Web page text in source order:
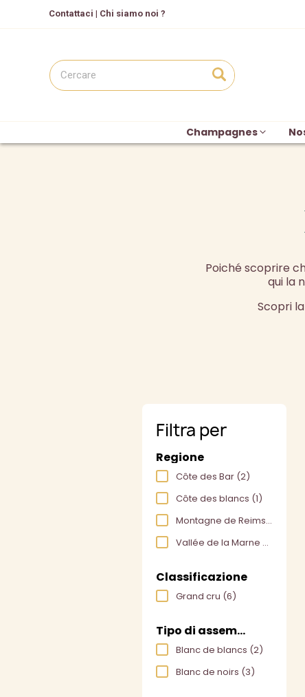
Contattaci | Chi siamo noi ?
Champagnes
Poiché scoprire
qui la
Scopri
Filtra per
Regione
Côte des Bar (2)
Côte des blancs (1)
Montagne de Reims(4)
Vallée de la Marne
(3)
Classificazione
Grand cru (6)
Tipo di assemblaggio
Blanc de blancs (2)
Blanc de noirs (3)